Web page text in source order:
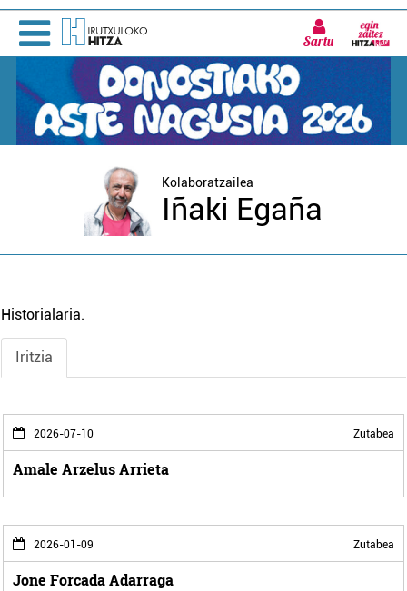
Sartu
Kolaboratzailea
Iñaki Egaña
Historialaria.
Iritzia
2026-07-10 Zutabea
Amale Arzelus Arrieta
2026-01-09 Zutabea
Jone Forcada Adarraga